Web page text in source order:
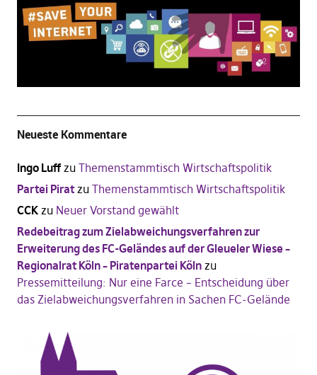
Neueste Kommentare
Ingo Luffzu Themenstammtisch Wirtschaftspolitik
Partei Piratzu Themenstammtisch Wirtschaftspolitik
CCKzu Neuer Vorstand gewählt
Redebeitrag zum Zielabweichungsverfahren zur
Erweiterung des FC-Geländes auf der Gleueler Wiese –
Regionalrat Köln – Piratenpartei Kölnzu
Pressemitteilung: Nur eine Farce – Entscheidung über
das Zielabweichungsverfahren in Sachen FC-Gelände